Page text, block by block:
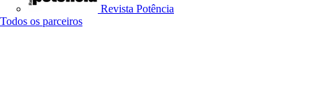
Revista Potência
Todos os parceiros